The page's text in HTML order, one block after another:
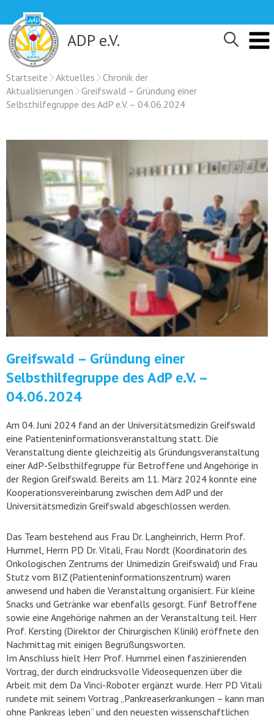
content
ADP e.V.
Startseite Aktuelles
Chronik der
Aktualisierungen
Greifswald – Gründung einer
Selbsthilfegruppe des AdP e.V. – 04.06.2024
Greifswald – Gründung einer
Selbsthilfegruppe des AdP e.V. –
04.06.2024
Am 04. Juni 2024 fand an der Universitätsmedizin Greifswald
eine Patienteninformationsveranstaltung statt. Die
Veranstaltung diente gleichzeitig als Gründungsveranstaltung
einer AdP-Selbsthilfegruppe für Betroffene und Angehörige in
der Region Greifswald. Bereits am 11. März 2024 konnte eine
Kooperationsvereinbarung zwischen dem AdP und der
Universitätsmedizin Greifswald abgeschlossen werden.
Das Team bestehend aus Frau Dr. Langheinrich, Herrn Prof.
Hummel, Herrn PD Dr. Vitali, Frau Nordt (Koordinatorin des
Onkologischen Zentrums der Unimedizin Greifswald) und Frau
Stutz vom BIZ (Patienteninformationszentrum) waren
anwesend und haben die Veranstaltung organisiert. Für kleine
Snacks und Getränke war ebenfalls gesorgt. Fünf Betroffene
sowie eine Angehörige nahmen an der Veranstaltung teil. Herr
Prof. Kersting (Direktor der Chirurgischen Klinik) eröffnete den
Nachmittag mit einigen Begrüßungsworten.
Im Anschluss hielt Herr Prof. Hummel einen faszinierenden
Vortrag, der durch eindrucksvolle Videosequenzen über die
Arbeit mit dem Da Vinci-Roboter ergänzt wurde. Herr PD Vitali
rundete mit seinem Vortrag „Pankreaserkrankungen – kann man
ohne Pankreas leben“ und den neuesten wissenschaftlichen